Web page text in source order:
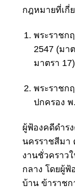
กฎหมายที่เกี่
พระราชก
2547 (มา
มาตรา 17)
พระราชก
ปกครอง
ผู้ฟ้องคดีดําร
นครราชสีมา
งานชั่วคราว
กลาง โดยผู้ฟ้
บ้าน ข้าราชก